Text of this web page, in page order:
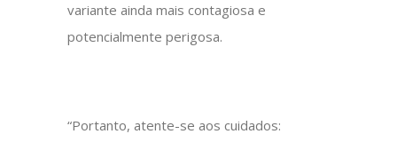
variante ainda mais contagiosa e
potencialmente perigosa.
“Portanto, atente-se aos cuidados: